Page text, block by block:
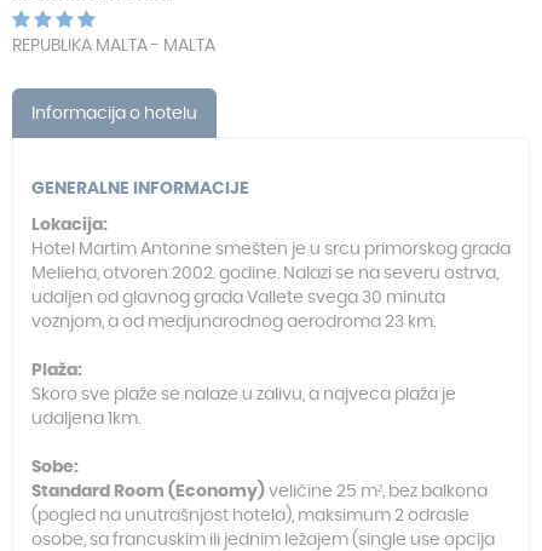
REPUBLIKA MALTA - MALTA
Informacija o hotelu
GENERALNE INFORMACIJE
Lokacija:
Hotel Martim Antonne smešten je u srcu primorskog grada
Melieha, otvoren 2002. godine. Nalazi se na severu ostrva,
udaljen od glavnog grada Vallete svega 30 minuta
voznjom, a od medjunarodnog aerodroma 23 km.
Plaža:
Skoro sve plaže se nalaze u zalivu, a najveca plaža je
udaljena 1km.
Sobe:
Standard Room (Economy) veličine 25 m², bez balkona
(pogled na unutrašnjost hotela), maksimum 2 odrasle
osobe, sa francuskim ili jednim ležajem (single use opcija